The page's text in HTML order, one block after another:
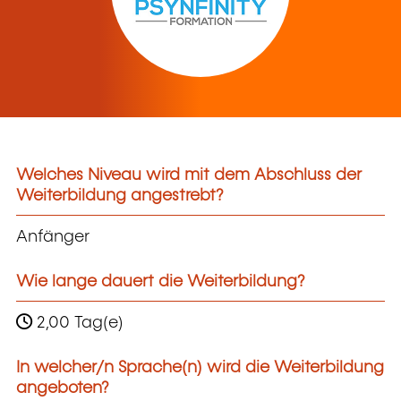
Welches Niveau wird mit dem Abschluss der
Weiterbildung angestrebt?
Anfänger
Wie lange dauert die Weiterbildung?
2,00 Tag(e)
In welcher/n Sprache(n) wird die Weiterbildung
angeboten?